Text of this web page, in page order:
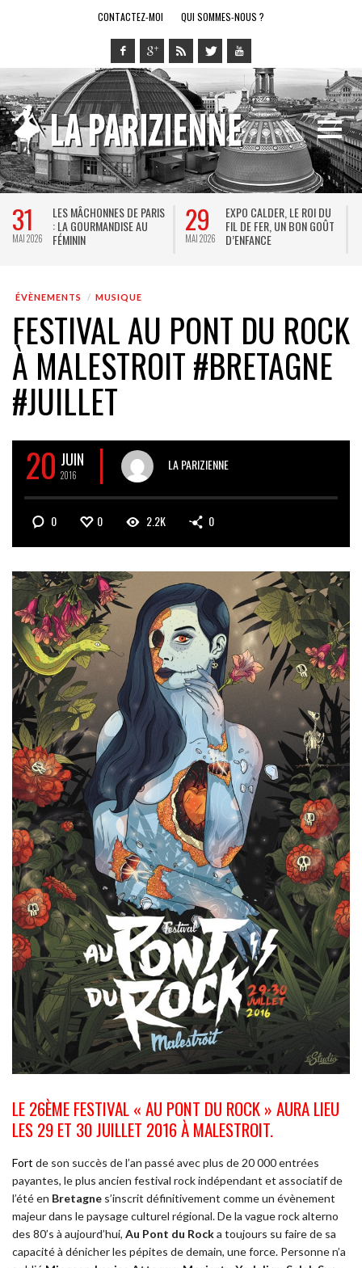
CONTACTEZ-MOI QUI SOMMES-NOUS ?
31
MAI 2026
LES MÂCHONNES DE PARIS
: LA GOURMANDISE AU
FÉMININ
29
MAI 2026
EXPO CALDER, LE ROI DU
FIL DE FER, UN BON GOÛT
D’ENFANCE
ÉVÈNEMENTS MUSIQUE
FESTIVAL AU PONT DU ROCK
À MALESTROIT #BRETAGNE
#JUILLET
20 JUIN
2016
LA PARIZIENNE
0 0 2.2K 0
LE 26ÈMEFESTIVAL « AU PONT DU ROCK » AURA LIEU
LES 29 ET 30 JUILLET 2016 À MALESTROIT.
Fort de son succès de l’an passé avec plus de 20 000 entrées
payantes, le plus ancien festival rock indépendant et associatif de
l’été en Bretagne s’inscrit définitivement comme un évènement
majeur dans le paysage culturel régional. De la vague rock alterno
des 80’s à aujourd’hui, Au Pont du Rocka toujours su faire de sa
capacité à dénicher les pépites de demain, une force. Personne n’a